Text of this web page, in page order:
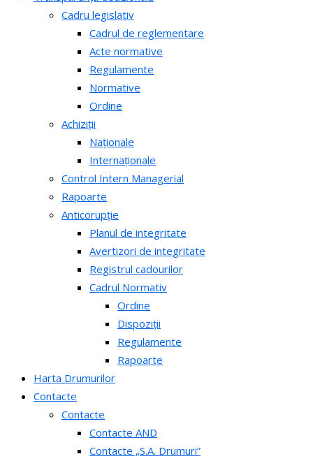
Cadru legislativ
Cadrul de reglementare
Acte normative
Regulamente
Normative
Ordine
Achiziții
Naționale
Internaționale
Control Intern Managerial
Rapoarte
Anticorupție
Planul de integritate
Avertizori de integritate
Registrul cadourilor
Cadrul Normativ
Ordine
Dispoziții
Regulamente
Rapoarte
Harta Drumurilor
Contacte
Contacte
Contacte AND
Contacte „S.A. Drumuri”